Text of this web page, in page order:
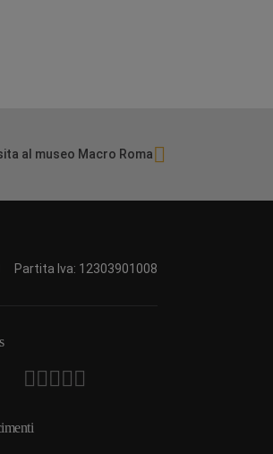
al museo Macro Roma
Partita Iva: 12303901008